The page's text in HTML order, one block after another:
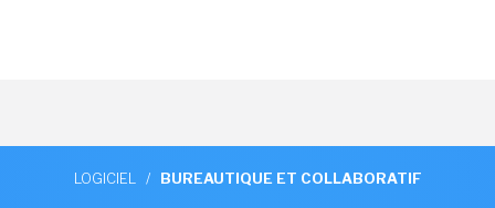
LOGICIEL / BUREAUTIQUE ET COLLABORATIF